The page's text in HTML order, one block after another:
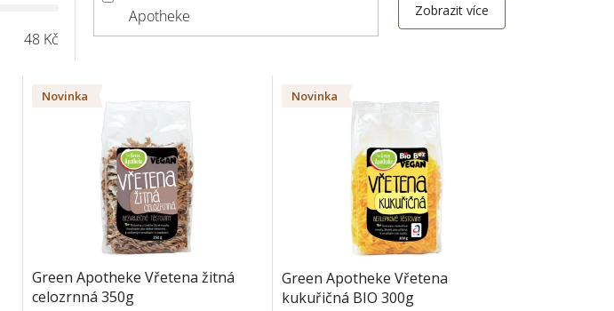
48 Kč
Zobrazit více
Apotheke
Novinka
Green Apotheke Vřetena žitná
celozrnná 350g
Novinka
Green Apotheke Vřetena
kukuřičná BIO 300g